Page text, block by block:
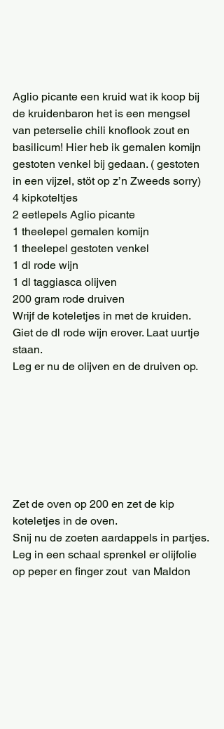
Aglio picante een kruid wat ik koop bij
de kruidenbaron het is een mengsel
van peterselie chili knoflook zout en
basilicum! Hier heb ik gemalen komijn
gestoten venkel bij gedaan. ( gestoten
in een vijzel, stöt op z’n Zweeds sorry)
4 kipkoteltjes
2 eetlepels Aglio picante
1 theelepel gemalen komijn
1 theelepel gestoten venkel
1 dl rode wijn
1 dl taggiasca olijven
200 gram rode druiven
Wrijf de koteletjes in met de kruiden.
Giet de dl rode wijn erover. Laat uurtje
staan.
Leg er nu de olijven en de druiven op.
Zet de oven op 200 en zet de kip
koteletjes in de oven.
Snij nu de zoeten aardappels in partjes.
Leg in een schaal sprenkel er olijfolie
op peper en finger zout  van Maldon